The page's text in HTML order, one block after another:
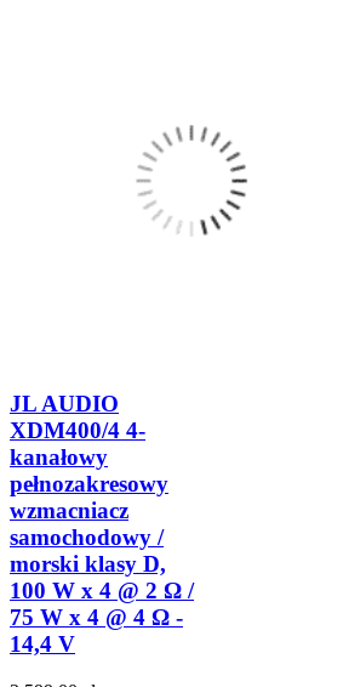
JL AUDIO
XDM400/4 4-
kanałowy
pełnozakresowy
wzmacniacz
samochodowy /
morski klasy D,
100 W x 4 @ 2 Ω /
75 W x 4 @ 4 Ω -
14,4 V